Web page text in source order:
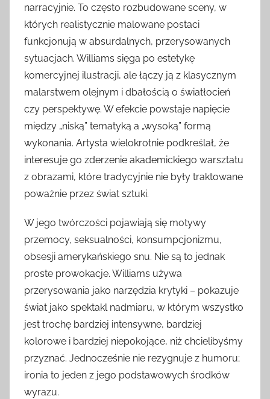
narracyjnie. To często rozbudowane sceny, w
których realistycznie malowane postaci
funkcjonują w absurdalnych, przerysowanych
sytuacjach. Williams sięga po estetykę
komercyjnej ilustracji, ale łączy ją z klasycznym
malarstwem olejnym i dbałością o światłocień
czy perspektywę. W efekcie powstaje napięcie
między „niską” tematyką a „wysoką” formą
wykonania. Artysta wielokrotnie podkreślał, że
interesuje go zderzenie akademickiego warsztatu
z obrazami, które tradycyjnie nie były traktowane
poważnie przez świat sztuki.
W jego twórczości pojawiają się motywy
przemocy, seksualności, konsumpcjonizmu,
obsesji amerykańskiego snu. Nie są to jednak
proste prowokacje. Williams używa
przerysowania jako narzędzia krytyki – pokazuje
świat jako spektakl nadmiaru, w którym wszystko
jest trochę bardziej intensywne, bardziej
kolorowe i bardziej niepokojące, niż chcielibyśmy
przyznać. Jednocześnie nie rezygnuje z humoru;
ironia to jeden z jego podstawowych środków
wyrazu.